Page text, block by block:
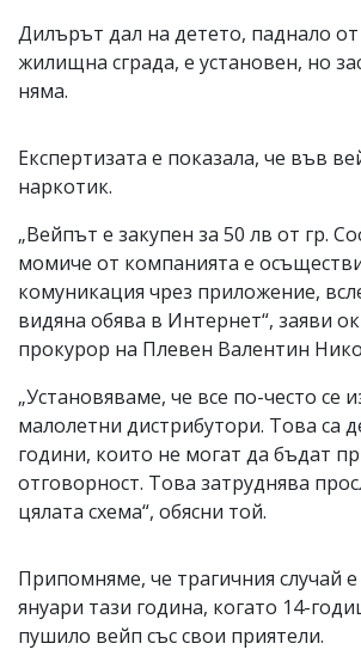
Дилърът дал на детето, паднало
жилищна сграда, е установен, но
няма.
Експертизата е показала, че във
наркотик.
„Вейпът е закупен за 50 лв от гр.
момиче от компанията е
комуникация чрез приложение,
видяна обява в Интернет“, заяви
прокурор на Плевен Валентин
„Установяваме, че все по-често се
малолетни дистрибутори. Това са
години, които не могат да бъдат
отговорност. Това затруднява
цялата схема“, обясни той.
Припомняме, че трагичния случай
януари тази година, когато 14-
пушило вейп със свои приятели.